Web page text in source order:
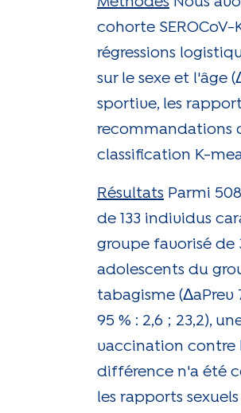
cohorte SEROCoV-
régressions
sur le sexe et l'âge
sportive, les
recommandations
classification K-
Résultats Parmi
de 133 individus
groupe favorisé de
adolescents du
tabagisme (ΔaPrev
95 % : 2,6 ; 23,2),
vaccination contre
différence n'a été
les rapports